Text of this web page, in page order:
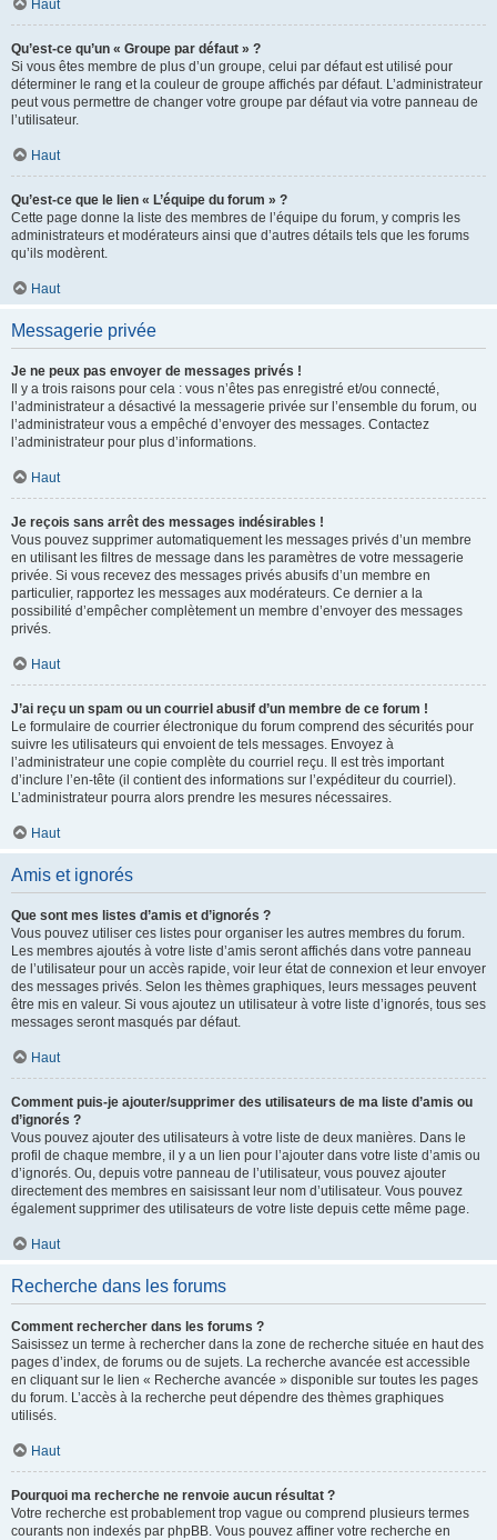
Haut
Qu’est-ce qu’un « Groupe par défaut » ?
Si vous êtes membre de plus d’un groupe, celui par défaut est utilisé pour
déterminer le rang et la couleur de groupe affichés par défaut. L’administrateur
peut vous permettre de changer votre groupe par défaut via votre panneau de
l’utilisateur.
Haut
Qu’est-ce que le lien « L’équipe du forum » ?
Cette page donne la liste des membres de l’équipe du forum, y compris les
administrateurs et modérateurs ainsi que d’autres détails tels que les forums
qu’ils modèrent.
Haut
Messagerie privée
Je ne peux pas envoyer de messages privés !
Il y a trois raisons pour cela : vous n’êtes pas enregistré et/ou connecté,
l’administrateur a désactivé la messagerie privée sur l’ensemble du forum, ou
l’administrateur vous a empêché d’envoyer des messages. Contactez
l’administrateur pour plus d’informations.
Haut
Je reçois sans arrêt des messages indésirables !
Vous pouvez supprimer automatiquement les messages privés d’un membre
en utilisant les filtres de message dans les paramètres de votre messagerie
privée. Si vous recevez des messages privés abusifs d’un membre en
particulier, rapportez les messages aux modérateurs. Ce dernier a la
possibilité d’empêcher complètement un membre d’envoyer des messages
privés.
Haut
J’ai reçu un spam ou un courriel abusif d’un membre de ce forum !
Le formulaire de courrier électronique du forum comprend des sécurités pour
suivre les utilisateurs qui envoient de tels messages. Envoyez à
l’administrateur une copie complète du courriel reçu. Il est très important
d’inclure l’en-tête (il contient des informations sur l’expéditeur du courriel).
L’administrateur pourra alors prendre les mesures nécessaires.
Haut
Amis et ignorés
Que sont mes listes d’amis et d’ignorés ?
Vous pouvez utiliser ces listes pour organiser les autres membres du forum.
Les membres ajoutés à votre liste d’amis seront affichés dans votre panneau
de l’utilisateur pour un accès rapide, voir leur état de connexion et leur envoyer
des messages privés. Selon les thèmes graphiques, leurs messages peuvent
être mis en valeur. Si vous ajoutez un utilisateur à votre liste d’ignorés, tous ses
messages seront masqués par défaut.
Haut
Comment puis-je ajouter/supprimer des utilisateurs de ma liste d’amis ou
d’ignorés ?
Vous pouvez ajouter des utilisateurs à votre liste de deux manières. Dans le
profil de chaque membre, il y a un lien pour l’ajouter dans votre liste d’amis ou
d’ignorés. Ou, depuis votre panneau de l’utilisateur, vous pouvez ajouter
directement des membres en saisissant leur nom d’utilisateur. Vous pouvez
également supprimer des utilisateurs de votre liste depuis cette même page.
Haut
Recherche dans les forums
Comment rechercher dans les forums ?
Saisissez un terme à rechercher dans la zone de recherche située en haut des
pages d’index, de forums ou de sujets. La recherche avancée est accessible
en cliquant sur le lien « Recherche avancée » disponible sur toutes les pages
du forum. L’accès à la recherche peut dépendre des thèmes graphiques
utilisés.
Haut
Pourquoi ma recherche ne renvoie aucun résultat ?
Votre recherche est probablement trop vague ou comprend plusieurs termes
courants non indexés par phpBB. Vous pouvez affiner votre recherche en